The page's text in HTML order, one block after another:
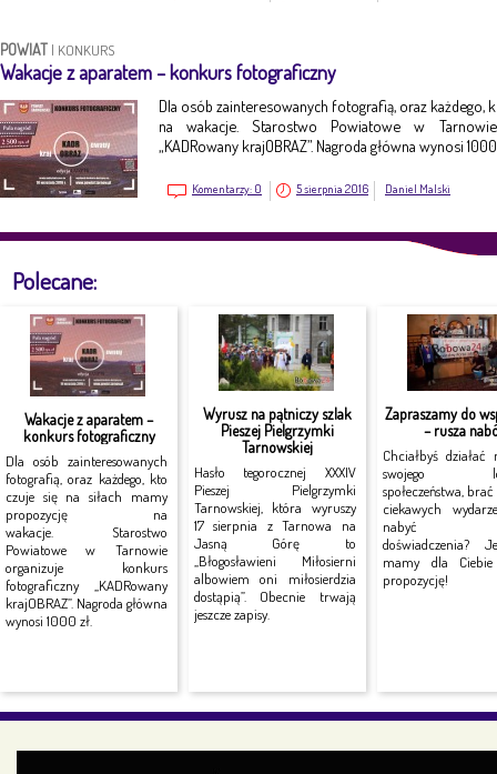
POWIAT | KONKURS
Wakacje z aparatem – konkurs fotograficzny
Dla osób zainteresowanych fotografią, oraz każdego,
na wakacje. Starostwo Powiatowe w
„KADRowany krajOBRAZ”. Nagroda główna wynosi 1000
Komentarzy: 0 5 sierpnia 2016 Daniel Malski
Polecane:
Wakacje z aparatem –
konkurs fotograficzny
Dla osób zainteresowanych
fotografią, oraz każdego, kto
czuje się na siłach mamy
propozycję na
wakacje. Starostwo
Powiatowe w Tarnowie
organizuje konkurs
fotograficzny „KADRowany
krajOBRAZ”. Nagroda główna
wynosi 1000 zł.
Wyrusz na pątniczy szlak
Pieszej Pielgrzymki
Tarnowskiej
Hasło tegorocznej XXXIV
Pieszej Pielgrzymki
Tarnowskiej, która wyruszy
17 sierpnia z Tarnowa na
Jasną Górę to
„Błogosławieni Miłosierni
albowiem oni miłosierdzia
dostąpią”. Obecnie trwają
jeszcze zapisy.
Zapraszamy do
– rusza
Chciałbyś działać
swojego
społeczeństwa,
ciekawych
nabyć
doświadczenia?
mamy dla Ciebie
propozycję!